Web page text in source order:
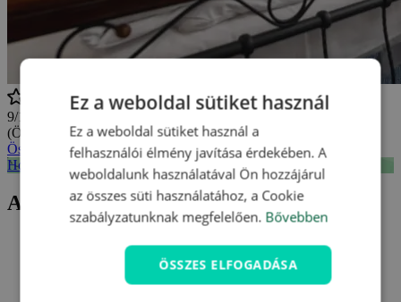
9/10
(Összesen
11 értékelés)
Összes vélemény megtekintése
Hotel Diana *** - mapa
Aktuális ajánlatunk Hotel Diana ***
Ez a weboldal sütiket használ
Ez a weboldal sütiket használ a
felhasználói élmény javítása érdekében. A
weboldalunk használatával Ön hozzájárul
az összes süti használatához, a Cookie
szabályzatunknak megfelelően. Bővebben
ÖSSZES ELFOGADÁSA